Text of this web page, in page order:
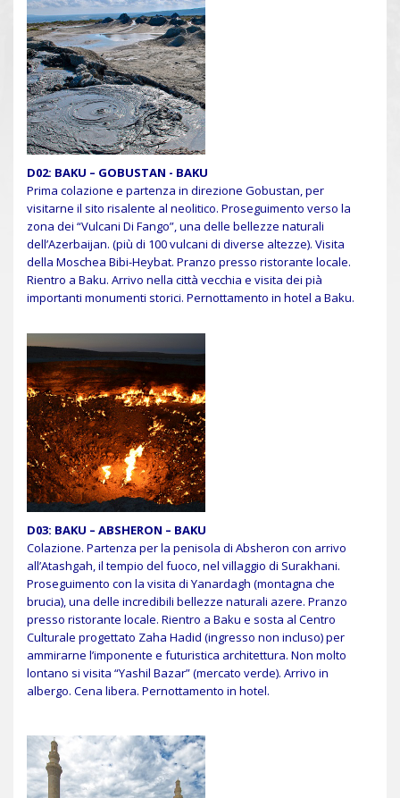
D02: BAKU – GOBUSTAN - BAKU
Prima colazione e partenza in direzione Gobustan, per
visitarne il sito risalente al neolitico. Proseguimento verso la
zona dei “Vulcani Di Fango”, una delle bellezze naturali
dell’Azerbaijan. (più di 100 vulcani di diverse altezze). Visita
della Moschea Bibi-Heybat. Pranzo presso ristorante locale.
Rientro a Baku. Arrivo nella città vecchia e visita dei pià
importanti monumenti storici. Pernottamento in hotel a Baku.
D03: BAKU – ABSHERON – BAKU
Colazione. Partenza per la penisola di Absheron con arrivo
all’Atashgah, il tempio del fuoco, nel villaggio di Surakhani.
Proseguimento con la visita di Yanardagh (montagna che
brucia), una delle incredibili bellezze naturali azere. Pranzo
presso ristorante locale. Rientro a Baku e sosta al Centro
Culturale progettato Zaha Hadid (ingresso non incluso) per
ammirarne l’imponente e futuristica architettura. Non molto
lontano si visita “Yashil Bazar” (mercato verde). Arrivo in
albergo. Cena libera. Pernottamento in hotel.